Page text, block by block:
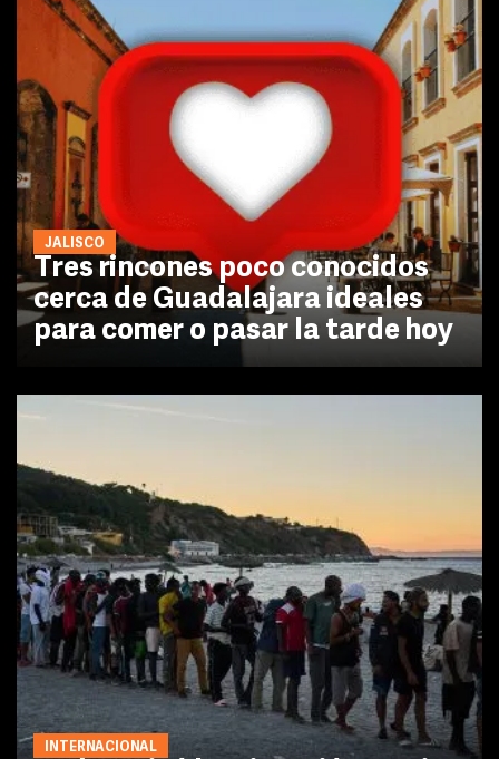
JALISCO
Tres rincones poco conocidos
cerca de Guadalajara ideales
para comer o pasar la tarde hoy
INTERNACIONAL